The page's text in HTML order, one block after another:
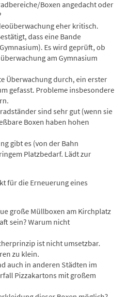
Boxen angedacht oder
eher kritisch.
dass eine Bande
Es wird geprüft, ob
am Gymnasium
Überwachung durch, ein erster
gefasst. Probleme insbesondere
sind sehr gut (wenn sie
Boxen haben hohen
gibt es (von der Bahn
Platzbedarf. Lädt zur
für die Erneuerung eines
große Müllboxen am Kirchplatz
sein? Warum nicht
ist nicht umsetzbar.
zu klein.
auch in anderen Städten im
Pizzakartons mit großem